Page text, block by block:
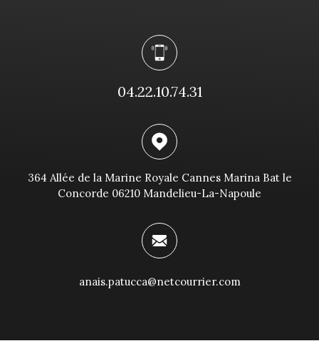
04.22.10.74.31
364 Allée de la Marine Royale Cannes Marina Bat le
Concorde 06210 Mandelieu-La-Napoule
anais.patucca@netcourrier.com